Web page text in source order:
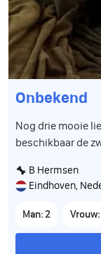
Onbekend
Nog drie mooie
beschikbaar de
nest verlaten,
hebben een
B Hermsen
Eindhoven,
Man: 2 Vrouw: